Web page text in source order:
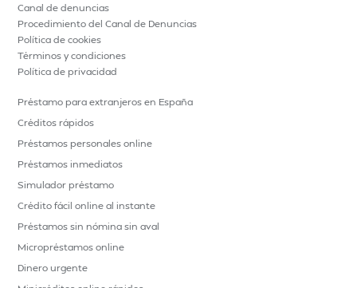
Canal de denuncias
Procedimiento del Canal de Denuncias
Política de cookies
Términos y condiciones
Política de privacidad
Préstamo para extranjeros en España
Créditos rápidos
Préstamos personales online
Préstamos inmediatos
Simulador préstamo
Crédito fácil online al instante
Préstamos sin nómina sin aval
Micropréstamos online
Dinero urgente